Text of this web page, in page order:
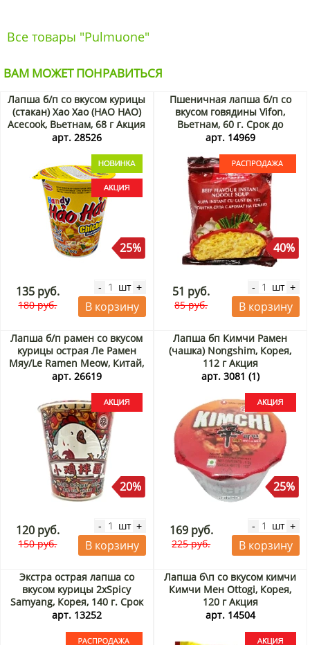
Все товары "Pulmuone"
ВАМ МОЖЕТ ПОНРАВИТЬСЯ
Лапша б/п со вкусом курицы
(стакан) Хао Хао (HAO HAO)
Acecook, Вьетнам, 68 г Акция
арт. 28526
25%
135 руб.
180 руб.
- шт +
В корзину
Пшеничная лапша б/п со
вкусом говядины Vifon,
Вьетнам, 60 г. Срок до
29.08.2026. Распродажа
арт. 14969
40%
51 руб.
85 руб.
- шт +
В корзину
Лапша б/п рамен со вкусом
курицы острая Ле Рамен
Мяу/Le Ramen Meow, Китай,
65 г Акция
арт. 26619
20%
120 руб.
150 руб.
- шт +
В корзину
Лапша бп Кимчи Рамен
(чашка) Nongshim, Корея,
112 г Акция
арт. 3081 (1)
25%
169 руб.
225 руб.
- шт +
В корзину
Экстра острая лапша со
вкусом курицы 2хSpicy
Samyang, Корея, 140 г. Срок
до 29.09.2026. Распродажа
арт. 13252
Лапша б\п со вкусом кимчи
Кимчи Мен Ottogi, Корея,
120 г Акция
арт. 14504